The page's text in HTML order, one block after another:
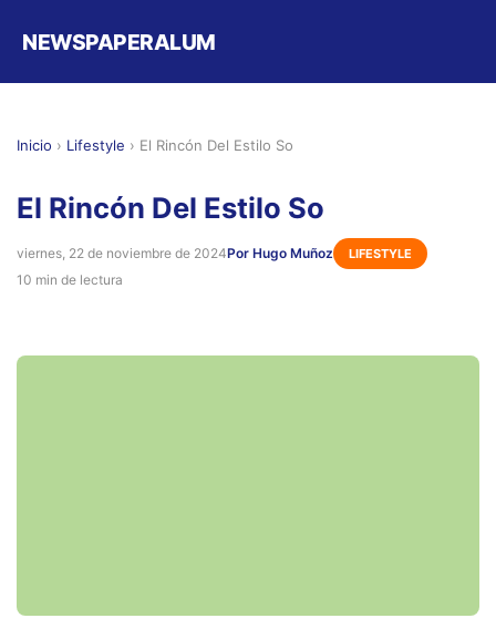
NEWSPAPERALUM
Inicio › Lifestyle › El Rincón Del Estilo So
El Rincón Del Estilo So
viernes, 22 de noviembre de 2024Por Hugo Muñoz LIFESTYLE
10 min de lectura